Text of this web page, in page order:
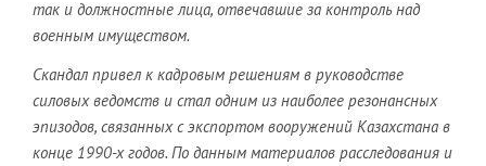
так и должностные лица, отвечавшие за контроль над
военным имуществом.
Скандал привел к кадровым решениям в руководстве
силовых ведомств и стал одним из наиболее резонансных
эпизодов, связанных с экспортом вооружений Казахстана в
конце 1990-х годов. По данным материалов расследования и